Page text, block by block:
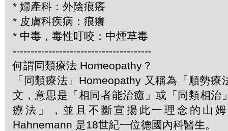
* 婦產科：外陰痕癢
* 皮膚科疾病：痕癢
* 中毒，毒性叮咬：中煙草毒
---------------------------------------
何謂同類療法 Homeopathy？
「同類療法」Homeopathy 又稱為「順勢療
文，意思是「相同者能治癒」或「同類相治
療法」，並且不斷宣揚此一理念的山
Hahnemann 是18世紀一位德國內科醫生。